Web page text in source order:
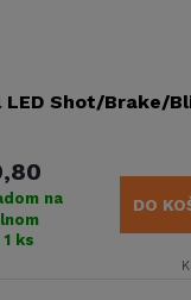
LED Shot/Brake/
na
1 ks
DO